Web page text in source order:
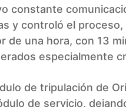
constante
y controló el proceso,
de una hora, con 13
especialmente
de tripulación de
de servicio,